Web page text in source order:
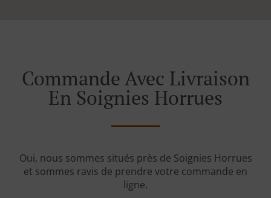
Commande Avec Livraison
En Soignies Horrues
Oui, nous sommes situés près de Soignies Horrues
et sommes ravis de prendre votre commande en
ligne.